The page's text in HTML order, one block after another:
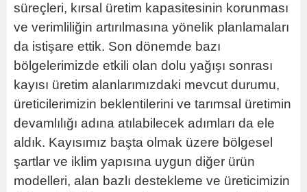
süreçleri, kırsal üretim kapasitesinin korunması
ve verimliliğin artırılmasına yönelik planlamaları
da istişare ettik. Son dönemde bazı
bölgelerimizde etkili olan dolu yağışı sonrası
kayısı üretim alanlarımızdaki mevcut durumu,
üreticilerimizin beklentilerini ve tarımsal üretimin
devamlılığı adına atılabilecek adımları da ele
aldık. Kayısımız başta olmak üzere bölgesel
şartlar ve iklim yapısına uygun diğer ürün
modelleri, alan bazlı destekleme ve üreticimizin